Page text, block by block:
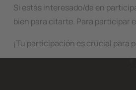
Si estás interesado/da en
bien para citarte. Para participar
¡Tu participación es crucial para